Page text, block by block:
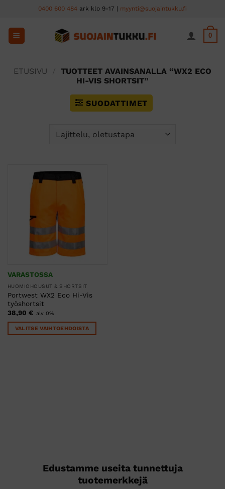
content
0400 600 484 ark klo 9-17 | myynti@suojaintukku.fi
0
ETUSIVU
TUOTTEET AVAINSANALLA “WX2 ECO
HI-VIS SHORTSIT”
SUODATTIMET
VARASTOSSA
HUOMIOHOUSUT & SHORTSIT
Portwest WX2 Eco Hi-Vis
työshortsit
38,90 € alv 0%
VALITSE VAIHTOEHDOISTA
Edustamme useita tunnettuja
tuotemerkkejä